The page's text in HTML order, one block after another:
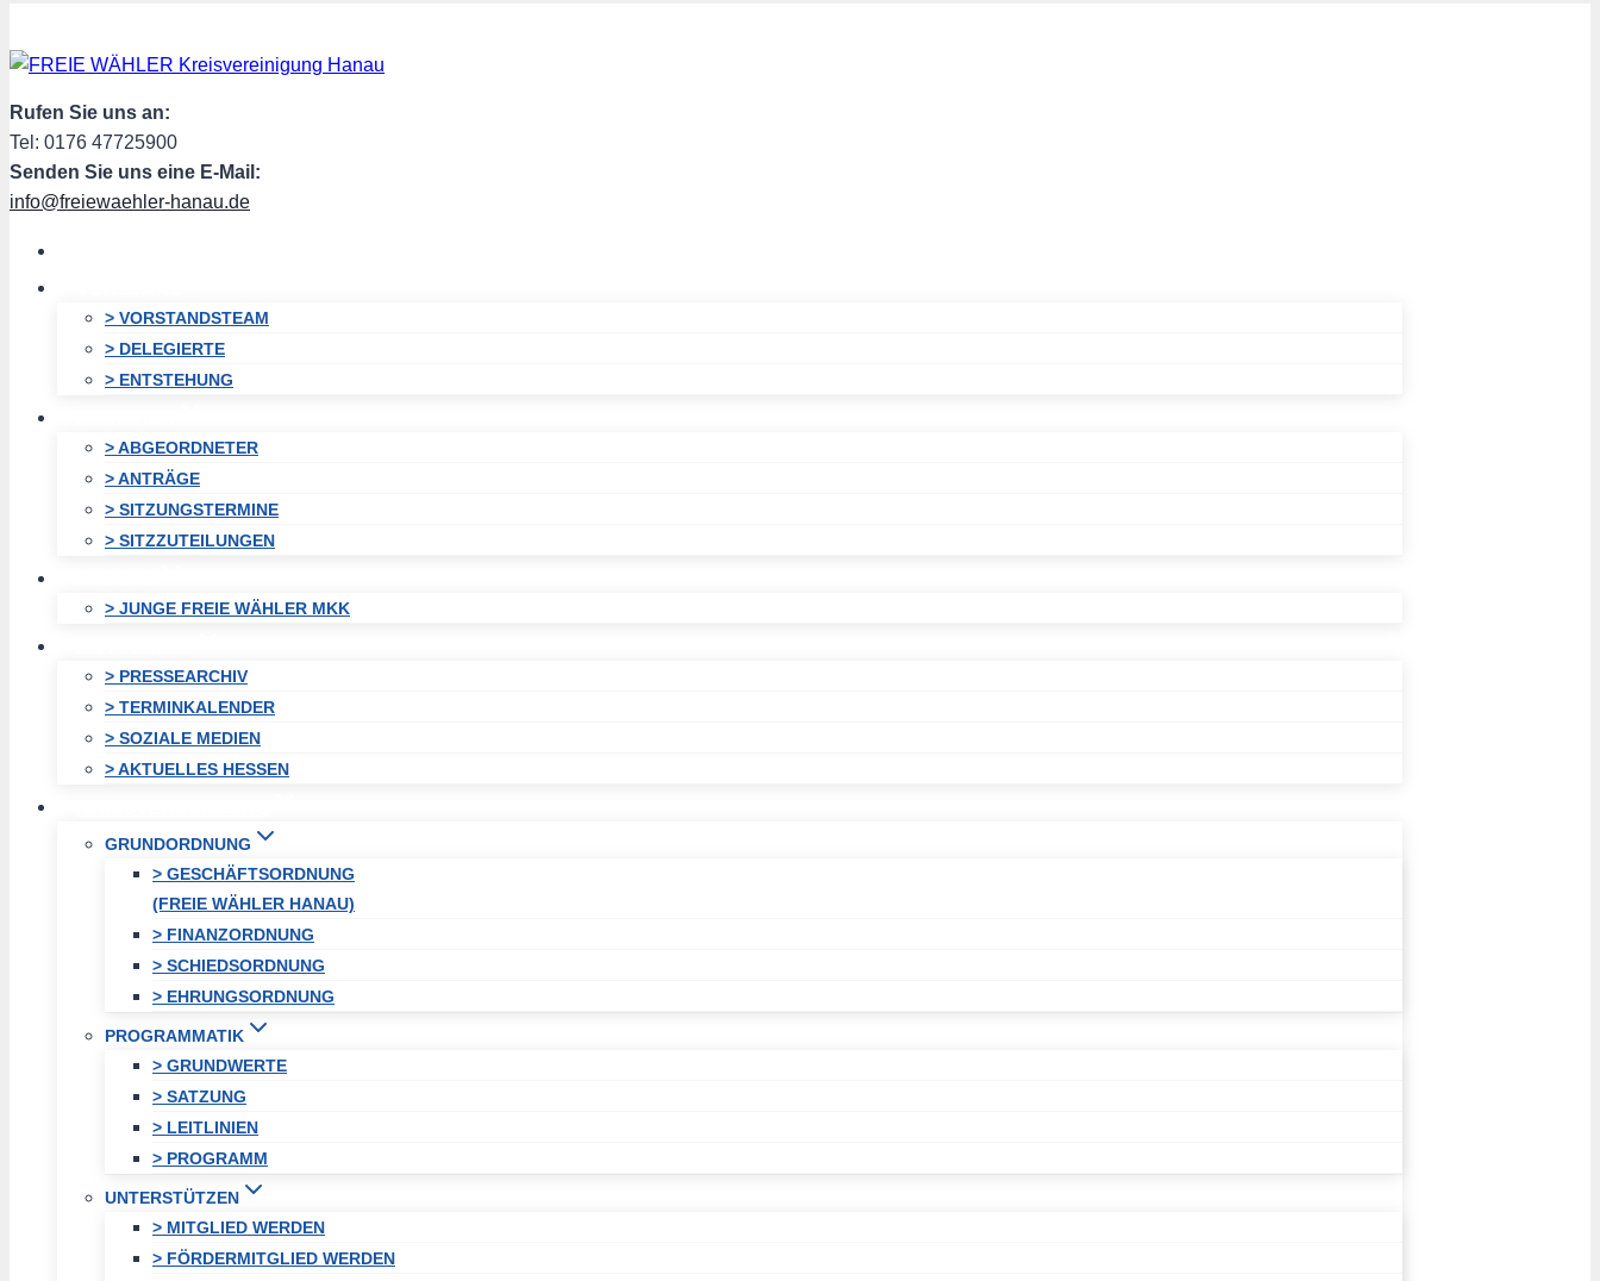
Inhalt
springen
Rufen Sie uns an:
Tel: 0176 47725900
Senden Sie uns eine E-Mail:
info@freiewaehler-hanau.de
> VORSTANDSTEAM
> DELEGIERTE
> ENTSTEHUNG
> ABGEORDNETER
> ANTRÄGE
> SITZUNGSTERMINE
> SITZZUTEILUNGEN
> JUNGE FREIE WÄHLER MKK
> PRESSEARCHIV
> TERMINKALENDER
> SOZIALE MEDIEN
> AKTUELLES HESSEN
GRUNDORDNUNG
> GESCHÄFTSORDNUNG
(FREIE WÄHLER HANAU)
> FINANZORDNUNG
> SCHIEDSORDNUNG
> EHRUNGSORDNUNG
PROGRAMMATIK
> GRUNDWERTE
> SATZUNG
> LEITLINIEN
> PROGRAMM
UNTERSTÜTZEN
> MITGLIED WERDEN
> FÖRDERMITGLIED WERDEN